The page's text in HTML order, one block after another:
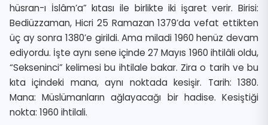
hüsran-ı İslâm’a” kıtası ile birlikte iki işaret verir. Birisi:
Bediüzzaman, Hicri 25 Ramazan 1379’da vefat ettikten
üç ay sonra 1380’e girildi. Ama miladi 1960 henüz devam
ediyordu. İşte aynı sene içinde 27 Mayıs 1960 ihtilâli oldu,
“Sekseninci” kelimesi bu ihtilale bakar. Zira o tarih ve bu
kıta içindeki mana, aynı noktada kesişir. Tarih: 1380.
Mana: Müslümanların ağlayacağı bir hadise. Kesiştiği
nokta: 1960 ihtilali.